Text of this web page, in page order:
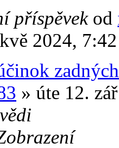
příspěvek od
2024, 7:42
» úte 12.